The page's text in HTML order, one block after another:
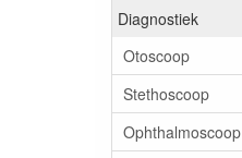
Diagnostiek
Otoscoop
Stethoscoop
Ophthalmoscoop